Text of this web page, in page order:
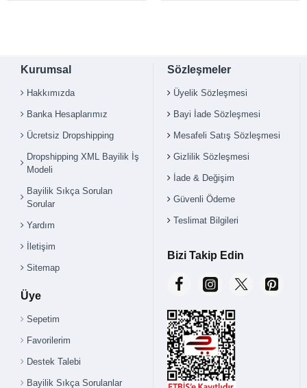
Kurumsal
Hakkımızda
Banka Hesaplarımız
Ücretsiz Dropshipping
Dropshipping XML Bayilik İş
Modeli
Bayilik Sıkça Sorulan
Sorular
Yardım
İletişim
Sitemap
Üye
Sepetim
Favorilerim
Destek Talebi
Bayilik Sıkça Sorulanlar
Sözleşmeler
Üyelik Sözleşmesi
Bayi İade Sözleşmesi
Mesafeli Satış Sözleşmesi
Gizlilik Sözleşmesi
İade & Değişim
Güvenli Ödeme
Teslimat Bilgileri
Bizi Takip Edin